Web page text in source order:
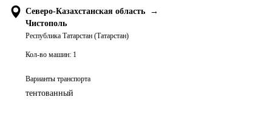
Северо-Казахстанская область
→
Чистополь
Республика Татарстан (Татарстан)
Кол-во машин: 1
Варианты транспорта
тентованный